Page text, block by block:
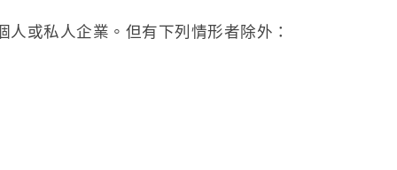
或私人企業。但有下列情形者除外：